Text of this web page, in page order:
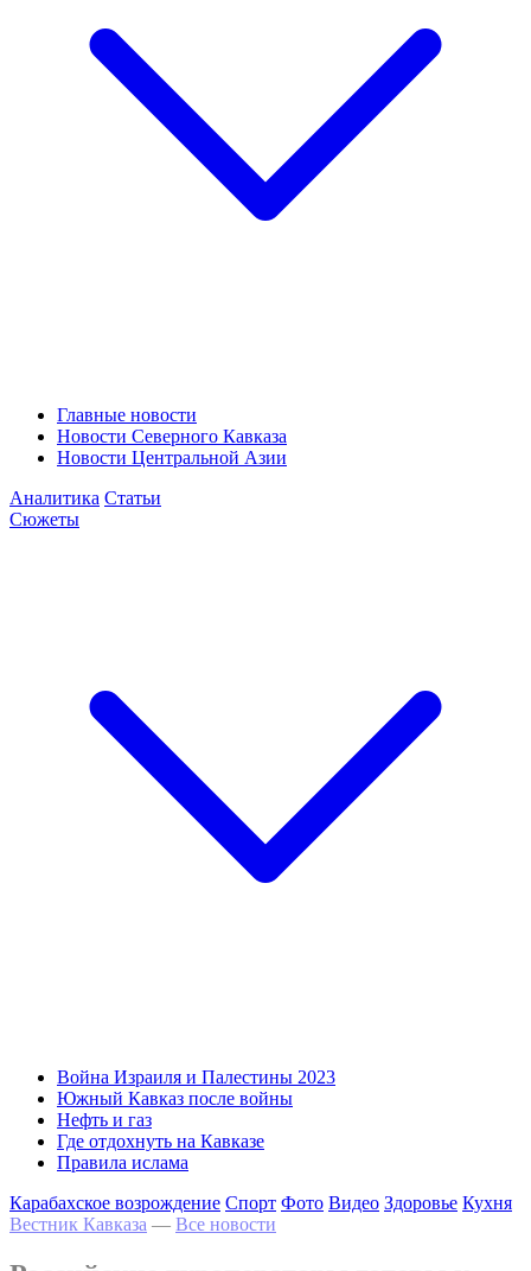
Главные новости
Новости Северного Кавказа
Новости Центральной Азии
Аналитика Статьи
Сюжеты
Война Израиля и Палестины 2023
Южный Кавказ после войны
Нефть и газ
Где отдохнуть на Кавказе
Правила ислама
Карабахское возрождение Спорт Фото Видео Здоровье Кухня
Вестник Кавказа — Все новости